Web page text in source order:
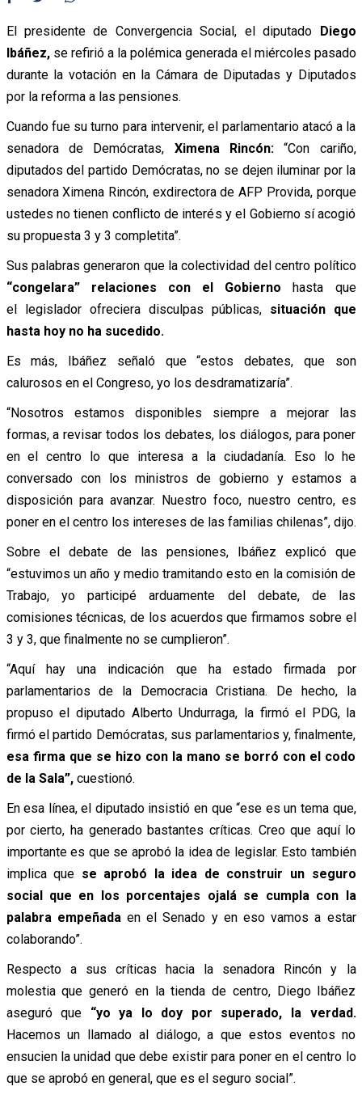
El presidente de Convergencia Social, el diputado Diego
Ibáñez,se refirió a la polémica generada el miércoles pasado
durante la votación en la Cámara de Diputadas y Diputados
por la reforma a las pensiones.
Cuando fue su turno para intervenir, el parlamentario atacó a la
senadora de Demócratas, Ximena Rincón:“Con cariño,
diputados del partido Demócratas, no se dejen iluminar por la
senadora Ximena Rincón, exdirectora de AFP Provida, porque
ustedes no tienen conflicto de interés y el Gobierno sí acogió
su propuesta 3 y 3 completita”.
Sus palabras generaron que la colectividad del centro político
“congelara” relaciones con el Gobierno hasta que
el legislador ofreciera disculpas públicas, situación que
hasta hoy no ha sucedido.
Es más, Ibáñez señaló que “estos debates, que son
calurosos en el Congreso, yo los desdramatizaría”.
“Nosotros estamos disponibles siempre a mejorar las
formas, a revisar todos los debates, los diálogos, para poner
en el centro lo que interesa a la ciudadanía. Eso lo he
conversado con los ministros de gobierno y estamos a
disposición para avanzar. Nuestro foco, nuestro centro, es
poner en el centro los intereses de las familias chilenas”, dijo.
Sobre el debate de las pensiones, Ibáñez explicó que
“estuvimos un año y medio tramitando esto en la comisión de
Trabajo, yo participé arduamente del debate, de las
comisiones técnicas, de los acuerdos que firmamos sobre el
3 y 3, que finalmente no se cumplieron”.
“Aquí hay una indicación que ha estado firmada por
parlamentarios de la Democracia Cristiana. De hecho, la
propuso el diputado Alberto Undurraga, la firmó el PDG, la
firmó el partido Demócratas, sus parlamentarios y, finalmente,
esa firma que se hizo con la mano se borró con el codo
de la Sala”,cuestionó.
En esa línea, el diputado insistió en que “ese es un tema que,
por cierto, ha generado bastantes críticas. Creo que aquí lo
importante es que se aprobó la idea de legislar. Esto también
implica que se aprobó la idea de construir un seguro
social que en los porcentajes ojalá se cumpla con la
palabra empeñada en el Senado y en eso vamos a estar
colaborando”.
Respecto a sus críticas hacia la senadora Rincón y la
molestia que generó en la tienda de centro, Diego Ibáñez
aseguró que “yo ya lo doy por superado, la verdad.
Hacemos un llamado al diálogo, a que estos eventos no
ensucien la unidad que debe existir para poner en el centro lo
que se aprobó en general, que es el seguro social”.